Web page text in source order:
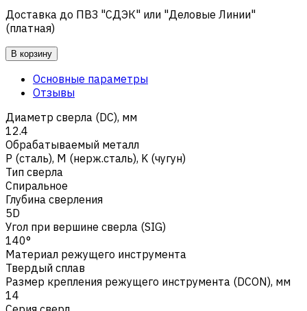
Доставка до ПВЗ "СДЭК" или "Деловые Линии"
(платная)
В корзину
Основные параметры
Отзывы
Диаметр сверла (DC), мм
12.4
Обрабатываемый металл
Р (сталь), M (нерж.сталь), K (чугун)
Тип сверла
Спиральное
Глубина сверления
5D
Угол при вершине сверла (SIG)
140°
Материал режущего инструмента
Твердый сплав
Размер крепления режущего инструмента (DCON), мм
14